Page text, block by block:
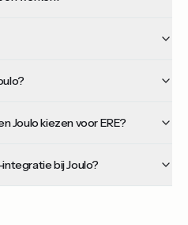
Joulo kiezen voor ERE?
bij Joulo?